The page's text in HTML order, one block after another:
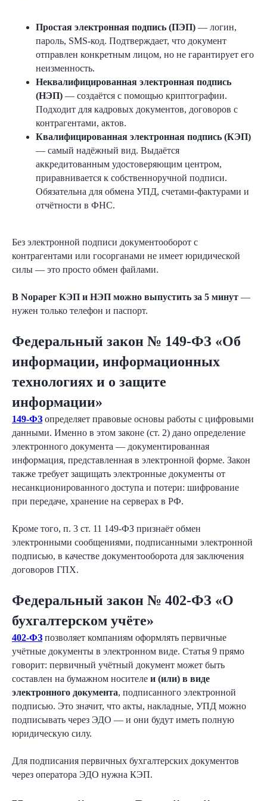
Простая электронная подпись (ПЭП) — логин,
пароль, SMS-код. Подтверждает, что документ
отправлен конкретным лицом, но не гарантирует его
неизменность.
Неквалифицированная электронная подпись
(НЭП) — создаётся с помощью криптографии.
Подходит для кадровых документов, договоров с
контрагентами, актов.
Квалифицированная электронная подпись (КЭП)
— самый надёжный вид. Выдаётся
аккредитованным удостоверяющим центром,
приравнивается к собственноручной подписи.
Обязательна для обмена УПД, счетами-фактурами и
отчётности в ФНС.
Без электронной подписи документооборот с
контрагентами или госорганами не имеет юридической
силы — это просто обмен файлами.
В Nopaper КЭП и НЭП можно выпустить за 5 минут —
нужен только телефон и паспорт.
Федеральный закон № 149-ФЗ «Об
информации, информационных
технологиях и о защите
информации»
149-ФЗ определяет правовые основы работы с цифровыми
данными. Именно в этом законе (ст. 2) дано определение
электронного документа — документированная
информация, представленная в электронной форме. Закон
также требует защищать электронные документы от
несанкционированного доступа и потери: шифрование
при передаче, хранение на серверах в РФ.
Кроме того, п. 3 ст. 11 149-ФЗ признаёт обмен
электронными сообщениями, подписанными электронной
подписью, в качестве документооборота для заключения
договоров ГПХ.
Федеральный закон № 402-ФЗ «О
бухгалтерском учёте»
402-ФЗ позволяет компаниям оформлять первичные
учётные документы в электронном виде. Статья 9 прямо
говорит: первичный учётный документ может быть
составлен на бумажном носителе и (или) в виде
электронного документа, подписанного электронной
подписью. Это значит, что акты, накладные, УПД можно
подписывать через ЭДО — и они будут иметь полную
юридическую силу.
Для подписания первичных бухгалтерских документов
через оператора ЭДО нужна КЭП.